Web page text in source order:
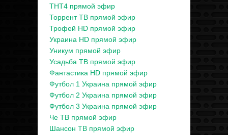
ТНТ4 прямой эфир
Торрент ТВ прямой эфир
Трофей HD прямой эфир
Украина HD прямой эфир
Уникум прямой эфир
Усадьба ТВ прямой эфир
Фантастика HD прямой эфир
Футбол 1 Украина прямой эфир
Футбол 2 Украина прямой эфир
Футбол 3 Украина прямой эфир
Че ТВ прямой эфир
Шансон ТВ прямой эфир